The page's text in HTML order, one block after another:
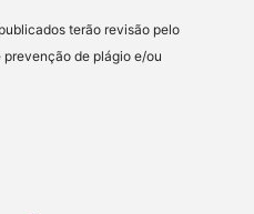
terão revisão pelo
prevenção de plágio e/ou